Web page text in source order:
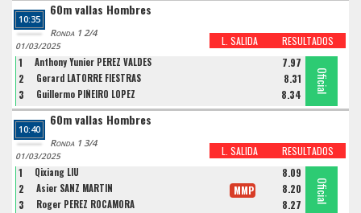
10:35
60m vallas Hombres
Ronda 1 2/4
L. SALIDA RESULTADOS
01/03/2025
1 Anthony Yunier PEREZ VALDES 7.97
Oficial
2 Gerard LATORRE FIESTRAS 8.31 Oficial
3 Guillermo PIÑEIRO LOPEZ 8.34
Oficial
10:40
60m vallas Hombres
Ronda 1 3/4
L. SALIDA RESULTADOS
01/03/2025
1 Qixiang LIU 8.09
Oficial
2 Asier SANZ MARTIN 8.20
MMP Oficial
3 Roger PEREZ ROCAMORA 8.27
Oficial